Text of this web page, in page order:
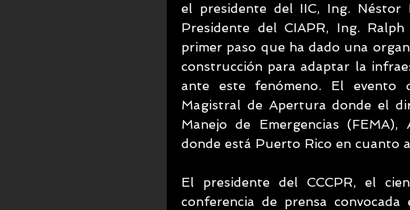
el presidente del IIC, Ing.
Presidente del CIAPR, Ing.
primer paso que ha dado una
construcción para adaptar la
ante este fenómeno. El evento
Magistral de Apertura donde el
Manejo de Emergencias
donde está Puerto Rico en cuanto
El presidente del CCCPR, el
conferencia de prensa